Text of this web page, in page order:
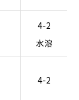
4-2
水溶
4-2